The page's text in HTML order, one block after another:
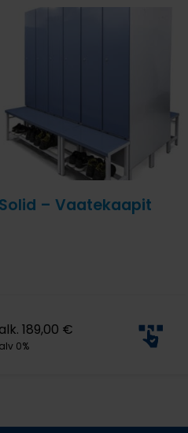
Solid – Vaatekaapit
alk. 189,00 €
alv 0%